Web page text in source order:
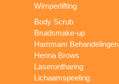
Wimperlifting
Body Scrub
Bruidsmake-up
Hammam Behandelingen
Henna Brows
Laserontharing
Lichaamspeeling